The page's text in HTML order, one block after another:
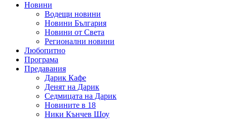
Новини
Водещи новини
Новини България
Новини от Света
Регионални новини
Любопитно
Програма
Предавания
Дарик Кафе
Денят на Дарик
Седмицата на Дарик
Новините в 18
Ники Кънчев Шоу